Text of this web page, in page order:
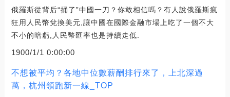
俄羅斯從背后“捅了”中國一刀？你敢相信嗎？有人說俄羅斯瘋
狂用人民幣兌換美元,讓中國在國際金融市場上吃了一個不大
不小的暗虧,人民幣匯率也是持續走低.
1900/1/1 0:00:00
不想被平均？各地中位數薪酬排行來了，上北深過
萬，杭州領跑新一線_TOP